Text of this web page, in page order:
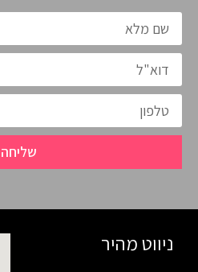
שליחה
ניווט מהיר